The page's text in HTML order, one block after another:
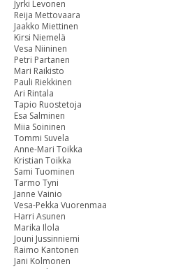
Jyrki Levonen
Reija Mettovaara
Jaakko Miettinen
Kirsi Niemelä
Vesa Niininen
Petri Partanen
Mari Raikisto
Pauli Riekkinen
Ari Rintala
Tapio Ruostetoja
Esa Salminen
Miia Soininen
Tommi Suvela
Anne-Mari Toikka
Kristian Toikka
Sami Tuominen
Tarmo Tyni
Janne Vainio
Vesa-Pekka Vuorenmaa
Harri Asunen
Marika Ilola
Jouni Jussinniemi
Raimo Kantonen
Jani Kolmonen